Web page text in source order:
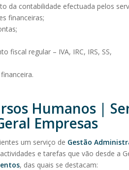
da contabilidade efectuada pelos
financeiras;
fiscal regular – IVA, IRC, IRS, SS,
Humanos |
Empresas
um serviço de Gestão
e tarefas que vão desde a
, das quais se destacam: